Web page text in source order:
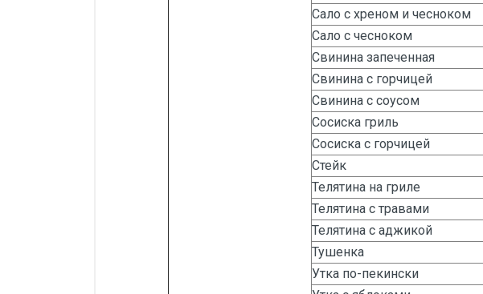
Сало с хреном и чесноком
Сало с чесноком
Свинина запеченная
Свинина с горчицей
Свинина с соусом
Сосиска гриль
Сосиска с горчицей
Стейк
Телятина на гриле
Телятина с травами
Телятина с аджикой
Тушенка
Утка по-пекински